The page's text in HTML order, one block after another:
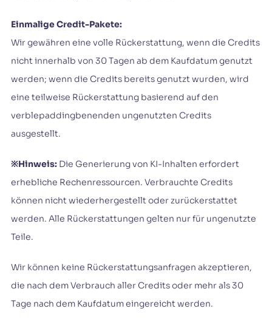
Einmalige Credit-Pakete:
Wir gewähren eine volle Rückerstattung, wenn die Credits
nicht innerhalb von 30 Tagen ab dem Kaufdatum genutzt
werden; wenn die Credits bereits genutzt wurden, wird
eine teilweise Rückerstattung basierend auf den
verblepaddingbenenden ungenutzten Credits
ausgestellt.
※Hinweis:Die Generierung von KI-Inhalten erfordert
erhebliche Rechenressourcen. Verbrauchte Credits
können nicht wiederhergestellt oder zurückerstattet
werden. Alle Rückerstattungen gelten nur für ungenutzte
Teile.
Wir können keine Rückerstattungsanfragen akzeptieren,
die nach dem Verbrauch aller Credits oder mehr als 30
Tage nach dem Kaufdatum eingereicht werden.